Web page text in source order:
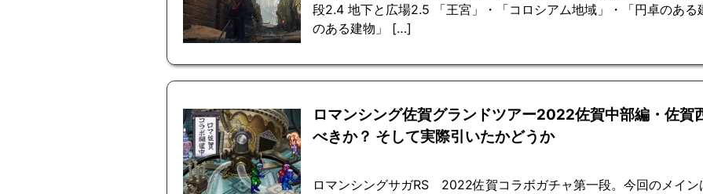
段2.4 地下と広場2.5 「王宮」・「コロシアム地域」・「円卓のあ
のある建物」 […]
ロマンシング佐賀グランドツアー2022佐賀中部編・佐賀
べきか？ そして実際引いたかどうか
ロマンシングサガRS 2022佐賀コラボガチャ第一段。今回のメイン